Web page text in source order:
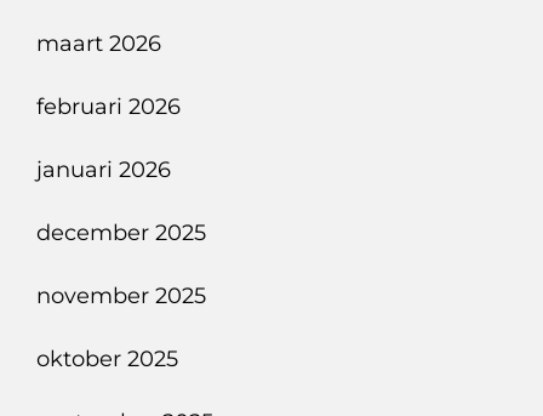
maart 2026
februari 2026
januari 2026
december 2025
november 2025
oktober 2025